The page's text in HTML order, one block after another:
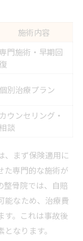
施術内容
門施術・早期回
復
個別治療プラン
カウンセリング・
談
、まず保険適用に
た専門的な施術が
整骨院では、自賠
能なため、治療費
す。これは事故後
なります。